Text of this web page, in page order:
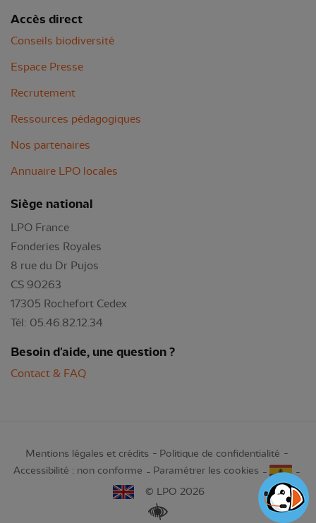
Accès direct
Conseils biodiversité
Espace Presse
Recrutement
Ressources pédagogiques
Nos partenaires
Annuaire LPO locales
Siège national
LPO France
Fonderies Royales
8 rue du Dr Pujos
CS 90263
17305 Rochefort Cedex
Tél: 05.46.82.12.34
Besoin d'aide, une question ?
Contact & FAQ
Mentions légales et crédits
Politique de confidentialité
Accessibilité : non conforme
Paramétrer les cookies
© LPO 2026